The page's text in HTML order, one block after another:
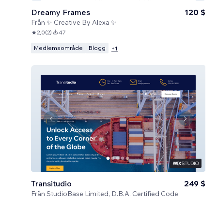
Dreamy Frames
Från ✨ Creative By Alexa ✨
120 $
2,0(2) 47
Medlemsområde Blogg +1
Transitudio
Från StudioBase Limited, D.B.A. Certified Code
249 $